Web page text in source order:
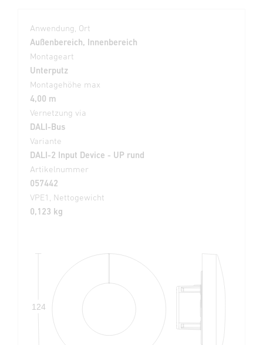
Anwendung, Ort
Außenbereich, Innenbereich
Montageart
Unterputz
Montagehöhe max
4,00 m
Vernetzung via
DALI-Bus
Variante
DALI-2 Input Device - UP rund
Artikelnummer
057442
VPE1, Nettogewicht
0,123 kg
124